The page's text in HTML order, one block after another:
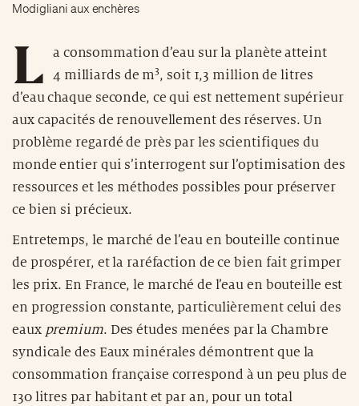
Modigliani aux enchères
L
a consommation d’eau sur la planète atteint
4 milliards de m3, soit 1,3 million de litres
d’eau chaque seconde, ce qui est nettement supérieur
aux capacités de renouvellement des réserves. Un
problème regardé de près par les scientifiques du
monde entier qui s’interrogent sur l’optimisation des
ressources et les méthodes possibles pour préserver
ce bien si précieux.
Entretemps, le marché de l’eau en bouteille continue
de prospérer, et la raréfaction de ce bien fait grimper
les prix. En France, le marché de l’eau en bouteille est
en progression constante, particulièrement celui des
eaux premium. Des études menées par la Chambre
syndicale des Eaux minérales démontrent que la
consommation française correspond à un peu plus de
130 litres par habitant et par an, pour un total